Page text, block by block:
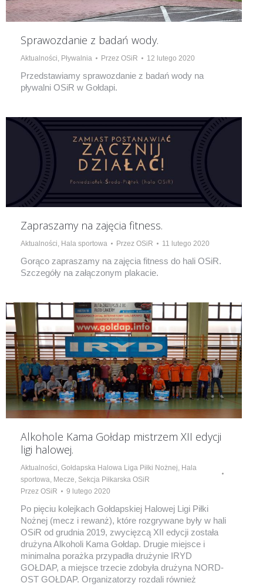
Sprawozdanie z badań wody.
Aktualności, Pływalnia Przez OSiR 12 lutego 2020
Przedstawiamy sprawozdanie z badań wody na
pływalni OSiR w Gołdapi.
Zapraszamy na zajęcia fitness.
Aktualności Hala sportowa Przez OSiR 11 lutego 2020
Gorąco zapraszamy na zajęcia fitness do hali OSiR.
Szczegóły na załączonym plakacie.
Alkohole Kama Gołdap mistrzem XII edycji
ligi halowej.
Aktualności Gołdapska Halowa Liga Piłki Nożnej Hala
sportowa Mecze Sekcja Piłkarska OSiR
Przez OSiR 9 lutego 2020
Po pięciu kolejkach Gołdapskiej Halowej Ligi Piłki
Nożnej (mecz i rewanż), które rozgrywane były w hali
OSiR od grudnia 2019, zwycięzcą XII edycji została
drużyna Alkoholi Kama Gołdap. Drugie miejsce i
minimalna porażka przypadła drużynie IRYD
GOŁDAP, a miejsce trzecie zdobyła drużyna NORD-
OST GOŁDAP. Organizatorzy rozdali również